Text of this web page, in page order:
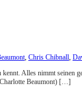
, Chris Chibnall,
Alles nimmt
Beaumont) […]